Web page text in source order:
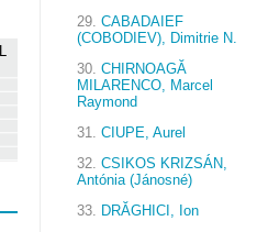
29. CABADAIEF
(COBODIEV), Dimitrie N.
30. CHIRNOAGĂ
MILARENCO, Marcel
Raymond
31. CIUPE, Aurel
32. CSIKOS KRIZSÁN,
Antónia (Jánosné)
33. DRĂGHICI, Ion